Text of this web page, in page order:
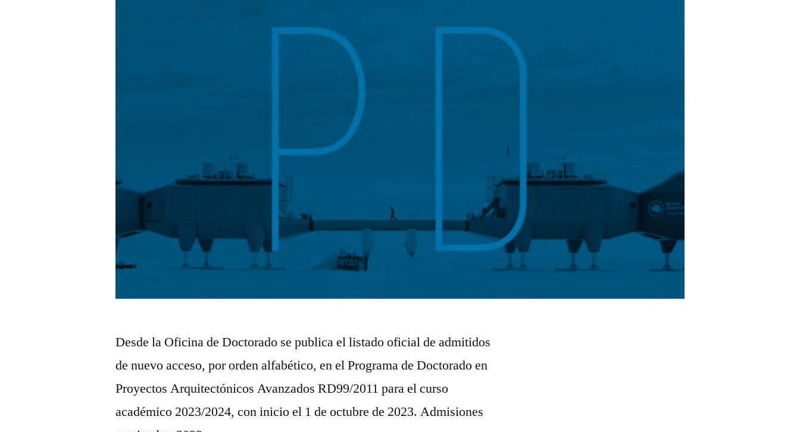
Desde la Oficina de Doctorado se publica el listado oficial de admitidos
de nuevo acceso, por orden alfabético, en el Programa de Doctorado en
Proyectos Arquitectónicos Avanzados RD99/2011 para el curso
académico 2023/2024, con inicio el 1 de octubre de 2023. Admisiones